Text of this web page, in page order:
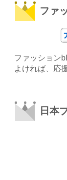
ファ
ファッション
よければ、応
日本